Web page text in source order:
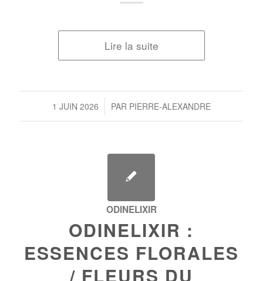
Lire la suite
1 JUIN 2026
/ PAR PIERRE-ALEXANDRE
ODINELIXIR
ODINELIXIR :
ESSENCES FLORALES
/ FLEURS DU